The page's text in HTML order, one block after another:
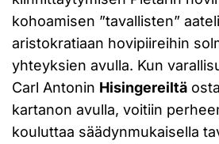
kohoamisen ”tavallisten”
aristokratiaan hovipiireihin
yhteyksien avulla. Kun
Carl Antonin Hisingereiltä
kartanon avulla, voitiin
kouluttaa säädynmukaisella